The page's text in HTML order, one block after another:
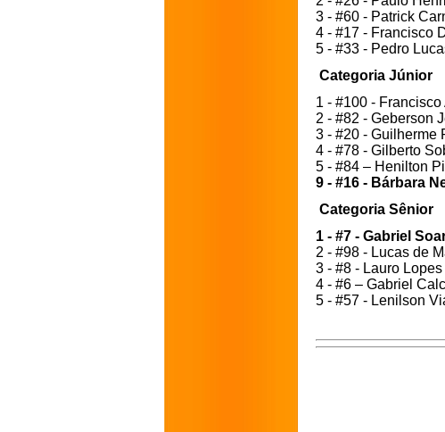
3 - #60 - Patrick
4 - #17 - Francisco
5 - #33 - Pedro
Categoria Júnior
1 - #100 -
2 - #82 - Geberson
3 - #20 - Guilherme
4 - #78 - Gilberto
5 - #84 – Henilton
9 - #16 - Bárbara
Categoria Sênior
1 - #7 - Gabriel
2 - #98 - Lucas de
3 - #8 - Lauro Lopes
4 - #6 – Gabriel
5 - #57 - Lenilson